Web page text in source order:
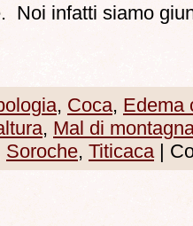
Noi infatti siamo
, Coca, Edema
, Mal di
Soroche, Titicaca